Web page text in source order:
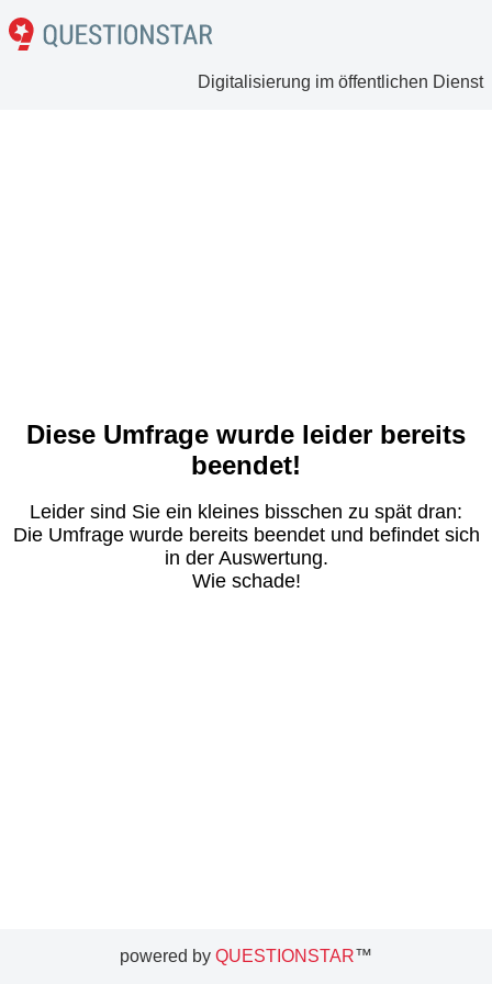
Digitalisierung im öffentlichen Dienst
Diese Umfrage wurde leider bereits
beendet!
Leider sind Sie ein kleines bisschen zu spät dran:
Die Umfrage wurde bereits beendet und befindet sich
in der Auswertung.
Wie schade!
powered by QUESTIONSTAR™